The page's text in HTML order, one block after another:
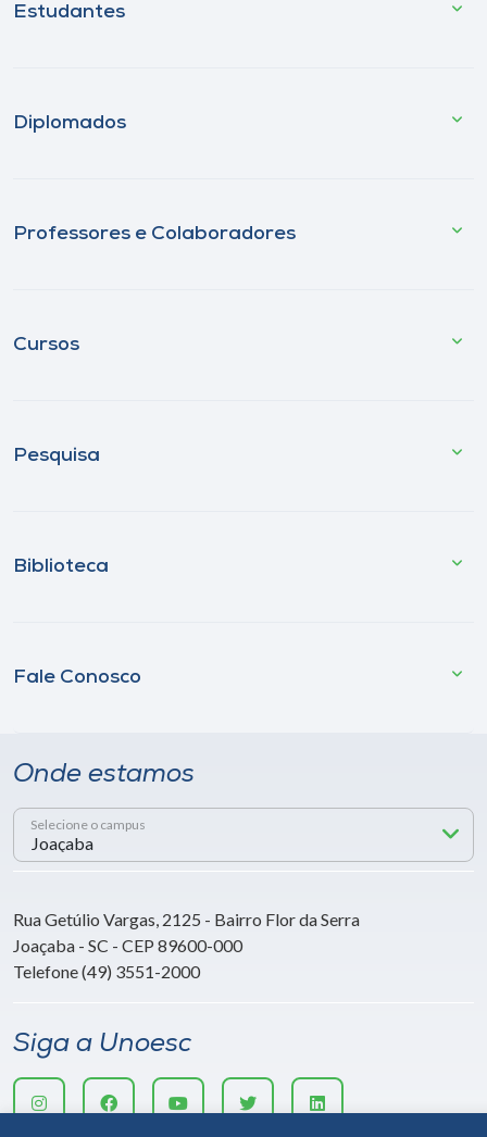
Estudantes
Diplomados
Professores e Colaboradores
Cursos
Pesquisa
Biblioteca
Fale Conosco
Onde estamos
Selecione o campus
Rua Getúlio Vargas, 2125 - Bairro Flor da Serra
Joaçaba - SC - CEP 89600-000
Telefone (49) 3551-2000
Siga a Unoesc